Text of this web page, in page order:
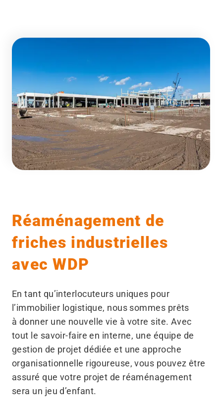
Réaménagement de
friches industrielles
avec WDP
En tant qu’interlocuteurs uniques pour
l’immobilier logistique, nous sommes prêts
à donner une nouvelle vie à votre site. Avec
tout le savoir-faire en interne, une équipe de
gestion de projet dédiée et une approche
organisationnelle rigoureuse, vous pouvez être
assuré que votre projet de réaménagement
sera un jeu d’enfant.